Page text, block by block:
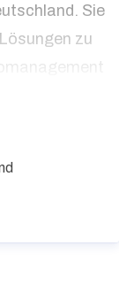
Sie
zu
dabei an